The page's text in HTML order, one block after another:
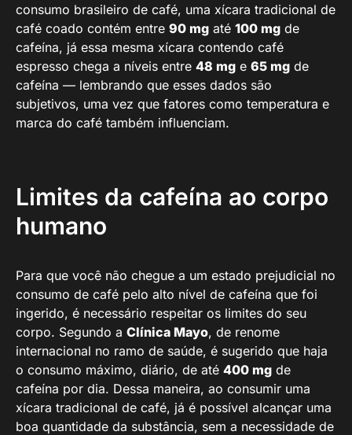
consumo brasileiro de café, uma xícara tradicional de
café coado contém entre 90 mg até 100 mg de
cafeína, já essa mesma xícara contendo café
espresso chega a níveis entre 48 mg e 65 mg de
cafeína — lembrando que esses dados são
subjetivos, uma vez que fatores como temperatura e
marca do café também influenciam.
Limites da cafeína ao corpo
humano
Para que você não chegue a um estado prejudicial no
consumo de café pelo alto nível de cafeína que foi
ingerido, é necessário respeitar os limites do seu
corpo. Segundo a Clínica Mayo, de renome
internacional no ramo de saúde, é sugerido que haja
o consumo máximo, diário, de até 400 mg de
cafeína por dia. Dessa maneira, ao consumir uma
xícara tradicional de café, já é possível alcançar uma
boa quantidade da substância, sem a necessidade de